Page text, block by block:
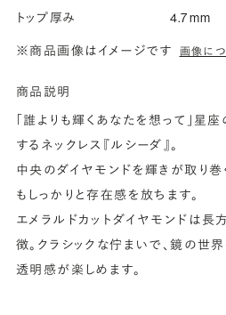
トップ厚み
4.7 mm
※商品画像はイメージです 画像に
商品説明
「誰よりも輝くあなたを想って」星
するネックレス『ルシーダ』。
中央のダイヤモンドを輝きが取り巻
もしっかりと存在感を放ちます。
エメラルドカットダイヤモンドは
徴。クラシックな佇まいで、鏡の世
透明感が楽しめます。